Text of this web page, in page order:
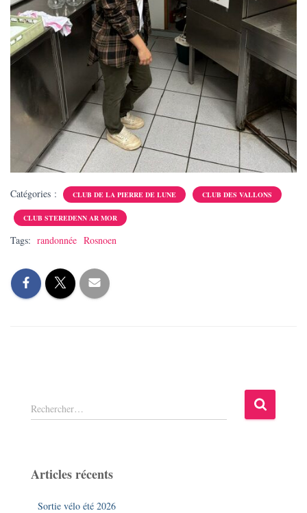
Catégories : CLUB DE LA PIERRE DE LUNE CLUB DES VALLONS
CLUB STEREDENN AR MOR
Tags: randonnée Rosnoen
R
e
r
Rechercher…
Articles récents
Sortie vélo été 2026